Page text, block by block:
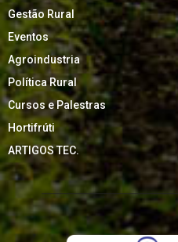
Gestão Rural
Eventos
Agroindustria
Política Rural
Cursos e Palestras
Hortifrúti
ARTIGOS TEC.